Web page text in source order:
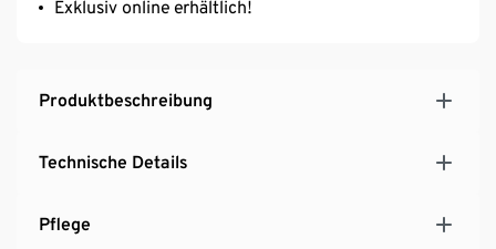
Exklusiv online erhältlich!
Produktbeschreibung
Technische Details
Pflege